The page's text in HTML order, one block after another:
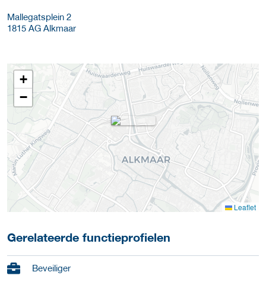
Mallegatsplein 2
1815 AG Alkmaar
+
−
Leaflet
Gerelateerde functieprofielen
Beveiliger